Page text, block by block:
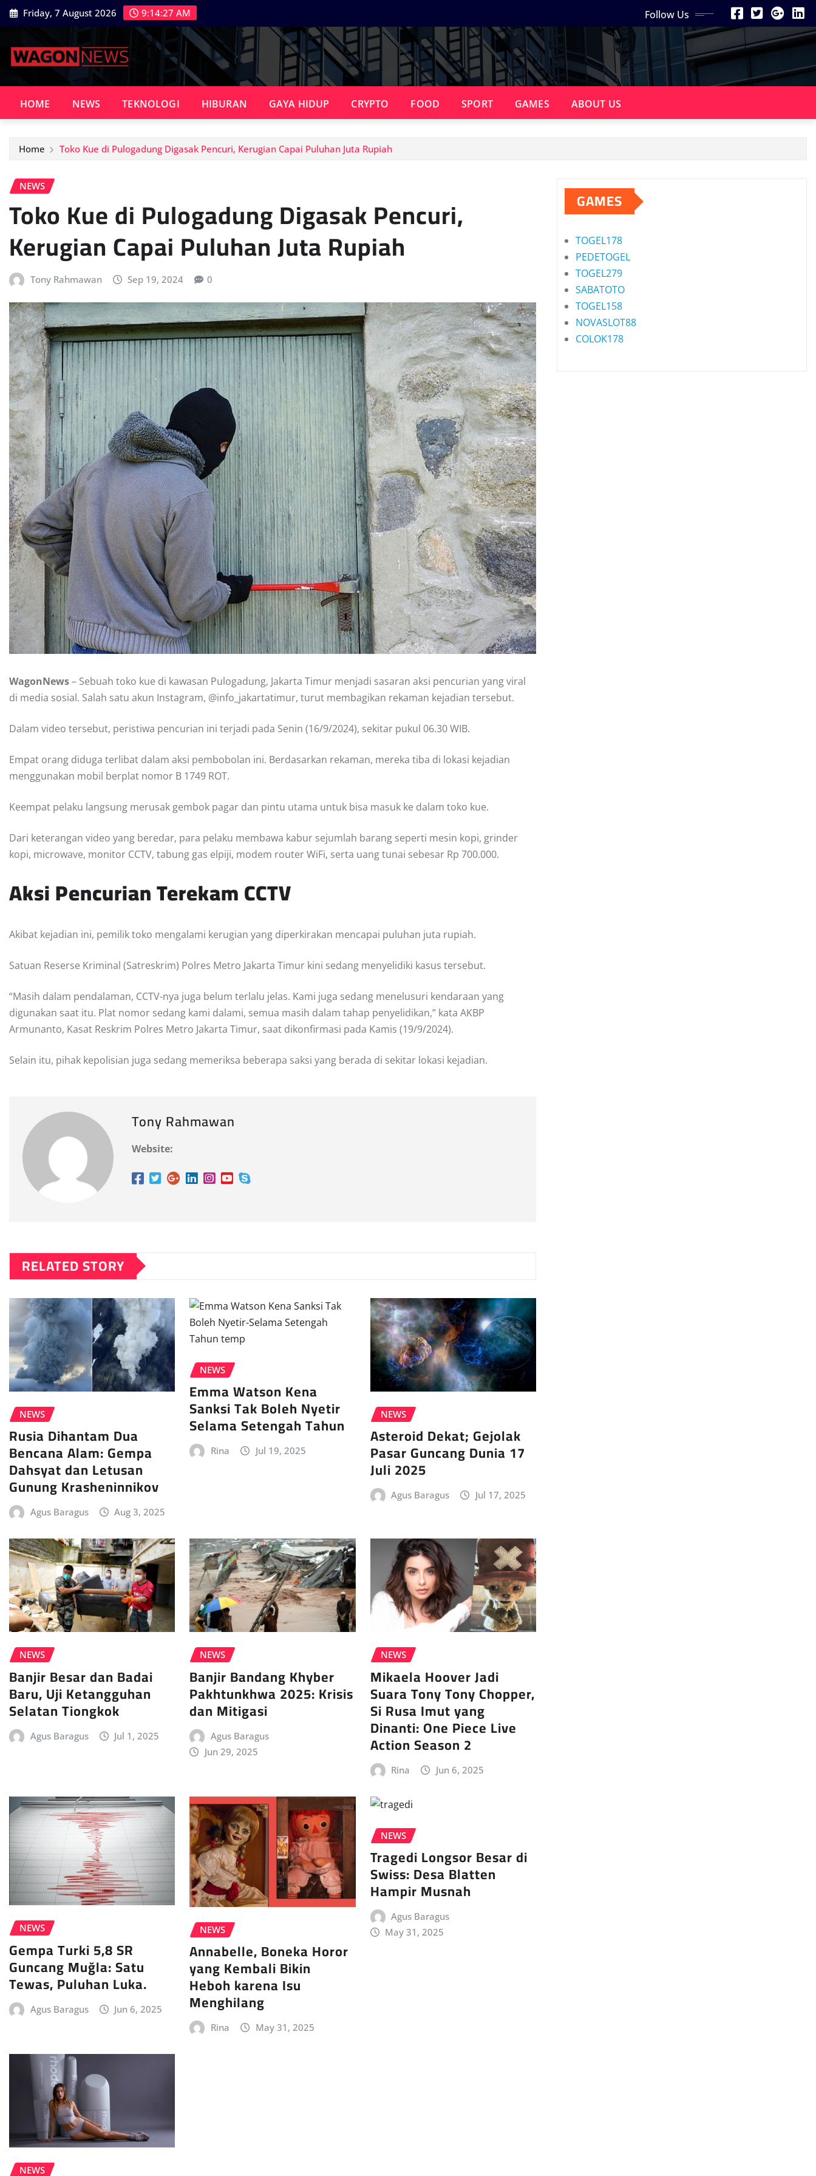
Skip
to
Friday, 7 August 2026 9:14:28 AM Follow Us
HOME NEWS TEKNOLOGI HIBURAN GAYA HIDUP CRYPTO FOOD SPORT GAMES ABOUT US
Home Toko Kue di Pulogadung Digasak Pencuri, Kerugian Capai Puluhan Juta Rupiah
NEWS
Toko Kue di Pulogadung Digasak Pencuri,
Kerugian Capai Puluhan Juta Rupiah
Tony Rahmawan Sep 19, 2024 0
WagonNews– Sebuah toko kue di kawasan Pulogadung, Jakarta Timur menjadi sasaran aksi pencurian yang viral
di media sosial. Salah satu akun Instagram, @info_jakartatimur, turut membagikan rekaman kejadian tersebut.
Dalam video tersebut, peristiwa pencurian ini terjadi pada Senin (16/9/2024), sekitar pukul 06.30 WIB.
Empat orang diduga terlibat dalam aksi pembobolan ini. Berdasarkan rekaman, mereka tiba di lokasi kejadian
menggunakan mobil berplat nomor B 1749 ROT.
Keempat pelaku langsung merusak gembok pagar dan pintu utama untuk bisa masuk ke dalam toko kue.
Dari keterangan video yang beredar, para pelaku membawa kabur sejumlah barang seperti mesin kopi, grinder
kopi, microwave, monitor CCTV, tabung gas elpiji, modem router WiFi, serta uang tunai sebesar Rp 700.000.
Aksi Pencurian Terekam CCTV
Akibat kejadian ini, pemilik toko mengalami kerugian yang diperkirakan mencapai puluhan juta rupiah.
Satuan Reserse Kriminal (Satreskrim) Polres Metro Jakarta Timur kini sedang menyelidiki kasus tersebut.
“Masih dalam pendalaman, CCTV-nya juga belum terlalu jelas. Kami juga sedang menelusuri kendaraan yang
digunakan saat itu. Plat nomor sedang kami dalami, semua masih dalam tahap penyelidikan,” kata AKBP
Armunanto, Kasat Reskrim Polres Metro Jakarta Timur, saat dikonfirmasi pada Kamis (19/9/2024).
Selain itu, pihak kepolisian juga sedang memeriksa beberapa saksi yang berada di sekitar lokasi kejadian.
Tony Rahmawan
Website:
RELATED STORY
NEWS
Rusia Dihantam Dua
Bencana Alam: Gempa
Dahsyat dan Letusan
Gunung Krasheninnikov
Agus Baragus Aug 3, 2025
NEWS
Emma Watson Kena
Sanksi Tak Boleh Nyetir
Selama Setengah Tahun
Rina Jul 19, 2025
NEWS
Asteroid Dekat; Gejolak
Pasar Guncang Dunia 17
Juli 2025
Agus Baragus Jul 17, 2025
NEWS
Banjir Besar dan Badai
Baru, Uji Ketangguhan
Selatan Tiongkok
Agus Baragus Jul 1, 2025
NEWS
Banjir Bandang Khyber
Pakhtunkhwa 2025: Krisis
dan Mitigasi
Agus Baragus
Jun 29, 2025
NEWS
Mikaela Hoover Jadi
Suara Tony Tony Chopper,
Si Rusa Imut yang
Dinanti: One Piece Live
Action Season 2
Rina Jun 6, 2025
NEWS
Gempa Turki 5,8 SR
Guncang Muğla: Satu
Tewas, Puluhan Luka.
Agus Baragus Jun 6, 2025
NEWS
Annabelle, Boneka Horor
yang Kembali Bikin
Heboh karena Isu
Menghilang
Rina May 31, 2025
NEWS
Tragedi Longsor Besar di
Swiss: Desa Blatten
Hampir Musnah
Agus Baragus
May 31, 2025
NEWS
GAMES
TOGEL178
PEDETOGEL
TOGEL279
SABATOTO
TOGEL158
NOVASLOT88
COLOK178